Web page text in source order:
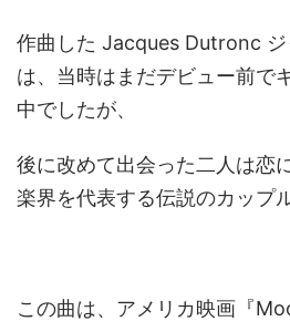
作曲した Jacques Dutronc
は、当時はまだデビュー前で
中でしたが、
後に改めて出会った二人は恋
楽界を代表する伝説のカップ
この曲は、アメリカ映画『